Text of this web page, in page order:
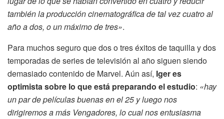
también la producción cinematográfica de tal vez cuatro al
año a dos, o un máximo de tres».
Para muchos seguro que dos o tres éxitos de taquilla y dos
temporadas de series de televisión al año siguen siendo
demasiado contenido de Marvel. Aún así, Iger es
optimista sobre lo que está preparando el estudio: «hay
un par de películas buenas en el 25 y luego nos
dirigiremos a más Vengadores, lo cual nos entusiasma